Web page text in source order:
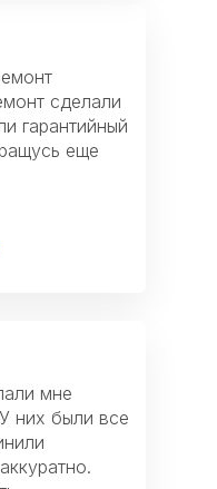
сделали
гарантийный
еще
мне
них были все
Виктора, он
и ремонт
сервис.
плиты и
После
и убрали
сервис!
панели. Не
быстро.
поломки и
из
обращаться в
недорого!